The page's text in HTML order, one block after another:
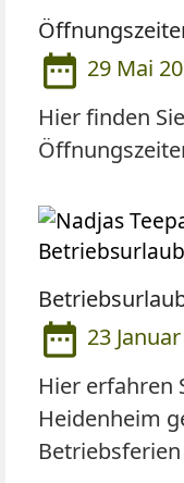
date_range 29 Mai
Hier finden
date_range 23
Hier erfahren
Heidenheim